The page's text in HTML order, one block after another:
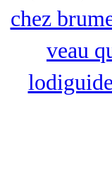
chez
veau